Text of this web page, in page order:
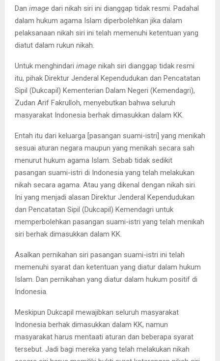
Dan image dari nikah siri ini dianggap tidak resmi. Padahal
dalam hukum agama Islam diperbolehkan jika dalam
pelaksanaan nikah siri ini telah memenuhi ketentuan yang
diatut dalam rukun nikah.
Untuk menghindari image nikah siri dianggap tidak resmi
itu, pihak Direktur Jenderal Kependudukan dan Pencatatan
Sipil (Dukcapil) Kementerian Dalam Negeri (Kemendagri),
Zudan Arif Fakrulloh, menyebutkan bahwa seluruh
masyarakat Indonesia berhak dimasukkan dalam KK.
Entah itu dari keluarga [pasangan suami-istri] yang menikah
sesuai aturan negara maupun yang menikah secara sah
menurut hukum agama Islam. Sebab tidak sedikit
pasangan suami-istri di Indonesia yang telah melakukan
nikah secara agama. Atau yang dikenal dengan nikah siri.
Ini yang menjadi alasan Direktur Jenderal Kependudukan
dan Pencatatan Sipil (Dukcapil) Kemendagri untuk
memperbolehkan pasangan suami-istri yang telah menikah
siri berhak dimasukkan dalam KK.
Asalkan pernikahan siri pasangan suami-istri ini telah
memenuhi syarat dan ketentuan yang diatur dalam hukum
Islam. Dan pernikahan yang diatur dalam hukum positif di
Indonesia.
Meskipun Dukcapil mewajibkan seluruh masyarakat
Indonesia berhak dimasukkan dalam KK, namun
masyarakat harus mentaati aturan dan beberapa syarat
tersebut. Jadi bagi mereka yang telah melakukan nikah